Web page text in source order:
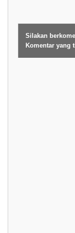
Silakan
Komentar yang